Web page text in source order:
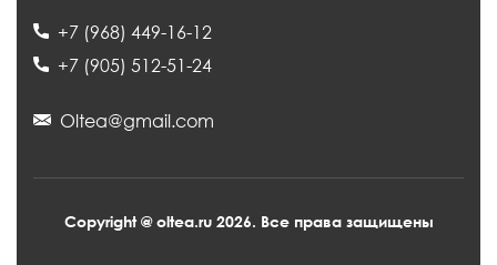
+7 (968) 449-16-12
+7 (905) 512-51-24
Oltea@gmail.com
Copyright @ oltea.ru 2026. Все права защищены